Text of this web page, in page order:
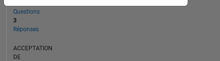
Questions
3
Réponses
ACCEPTATION
DE